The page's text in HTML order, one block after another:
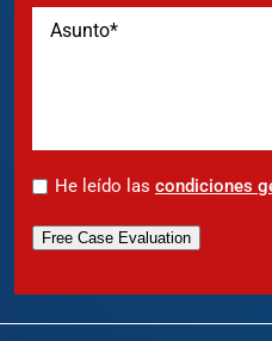
* He leído las condiciones
Free Case Evaluation